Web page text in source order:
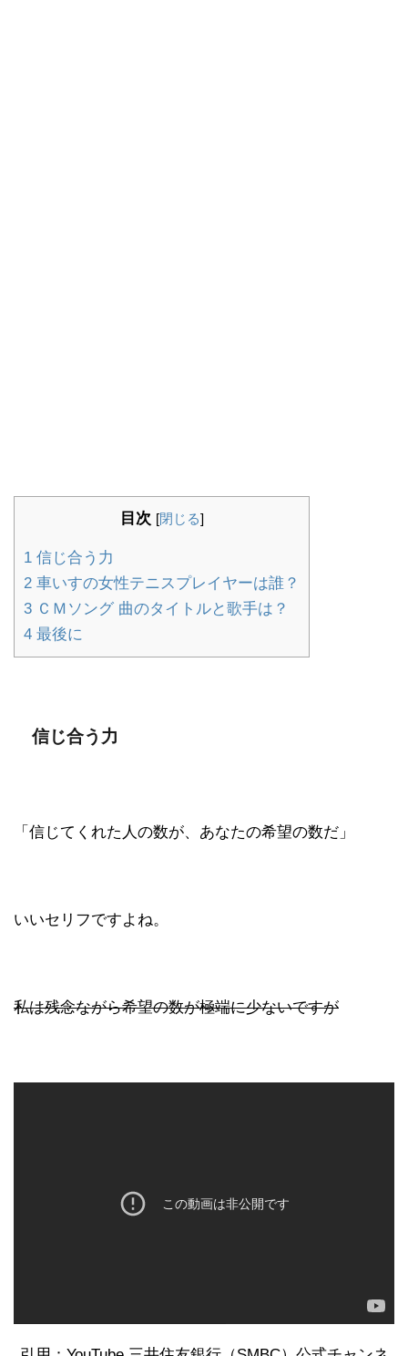
目次 [閉じる]
1 信じ合う力
2 車いすの女性テニスプレイヤーは誰？
3 ＣＭソング 曲のタイトルと歌手は？
4 最後に
信じ合う力
「信じてくれた人の数が、あなたの希望の数だ」
いいセリフですよね。
私は残念ながら希望の数が極端に少ないですが